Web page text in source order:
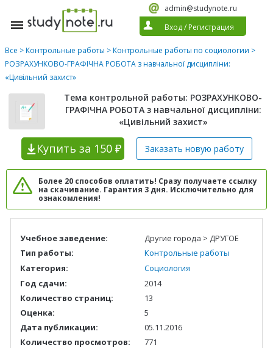
admin@studynote.ru
Вход/ Регистрация
Все >Контрольные работы >Контрольные работы по социологии >
РОЗРАХУНКОВО-ГРАФІЧНА РОБОТА з навчальної дисципліни:
«Цивільний захист»
Тема контрольной работы: РОЗРАХУНКОВО-
ГРАФІЧНА РОБОТА з навчальної дисципліни:
«Цивільний захист»
Купить за 150 ₽ Заказать новую работу
Более 20 способов оплатить! Сразу получаете ссылку
на скачивание. Гарантия 3 дня. Исключительно для
ознакомления!
Учебное заведение:
Другие города > ДРУГОЕ
Тип работы:
Контрольные работы
Категория:
Социология
Год сдачи:
2014
Количество страниц:
13
Оценка:
5
Дата публикации:
05.11.2016
Количество просмотров:
771